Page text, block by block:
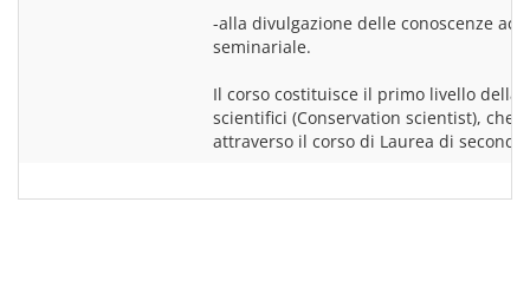
-alla divulgazione delle conoscenze
seminariale.
Il corso costituisce il primo livello della
scientifici (Conservation scientist), che